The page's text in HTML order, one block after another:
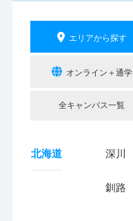
エリアから探す
オンライン＋通学
全キャンパス一覧
北海道 深川
釧路